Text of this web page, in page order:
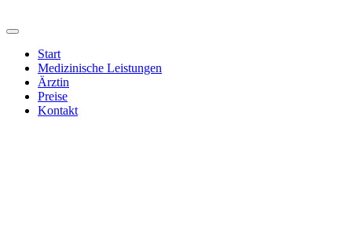
Start
Medizinische Leistungen
Ärztin
Preise
Kontakt